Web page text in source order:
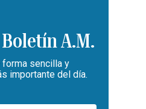
Boletín A.M.
sencilla y
importante del día.